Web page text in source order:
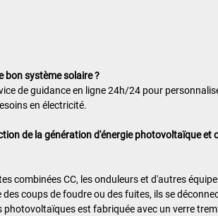
bon système solaire ?
de guidance en ligne 24h/24 pour
en électricité.
de la génération d'énergie photovoltaïque
combinées CC, les onduleurs et d'autres
coups de foudre ou des fuites, ils se
photovoltaïques est fabriquée avec un verre